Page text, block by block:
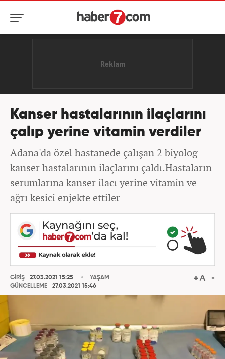
Kanser hastalarının ilaçlarını
çalıp yerine vitamin verdiler
Adana'da özel hastanede çalışan 2 biyolog
kanser hastalarının ilaçlarını çaldı.Hastaların
serumlarına kanser ilacı yerine vitamin ve
ağrı kesici enjekte ettiler
GİRİŞ
27.03.2021 15:25
GÜNCELLEME
27.03.2021 15:46
YAŞAM